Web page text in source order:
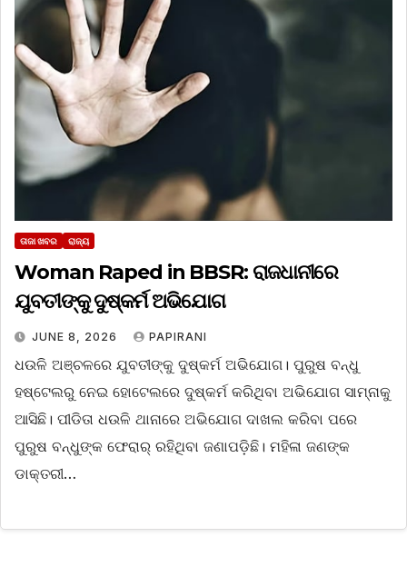
ତାଜା ଖବର ରାଜ୍ୟ
Woman Raped in BBSR: ରାଜଧାନୀରେ
ଯୁବତୀଙ୍କୁ ଦୁଷ୍କର୍ମ ଅଭିଯୋଗ
JUNE 8, 2026 PAPIRANI
ଧଉଳି ଅଞ୍ଚଳରେ ଯୁବତୀଙ୍କୁ ଦୁଷ୍କର୍ମ ଅଭିଯୋଗ। ପୁରୁଷ ବନ୍ଧୁ
ହଷ୍ଟେଲରୁ ନେଇ ହୋଟେଲରେ ଦୁଷ୍କର୍ମ କରିଥିବା ଅଭିଯୋଗ ସାମ୍ନାକୁ
ଆସିଛି। ପୀଡିତା ଧଉଳି ଥାନାରେ ଅଭିଯୋଗ ଦାଖଲ କରିବା ପରେ
ପୁରୁଷ ବନ୍ଧୁଙ୍କ ଫେରାର୍‌ ରହିଥିବା ଜଣାପଡ଼ିଛି। ମହିଳା ଜଣଙ୍କ
ଡାକ୍ତରୀ…